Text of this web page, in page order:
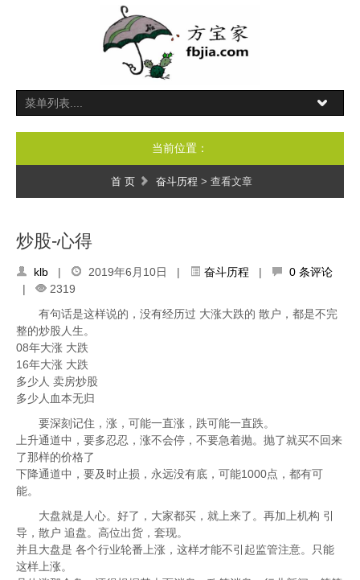
当前位置：
首 页 奋斗历程 > 查看文章
炒股-心得
klb | 2019年6月10日 | 奋斗历程 |
0 条评论
|
2319
有句话是这样说的，没有经历过 大涨大跌的 散户，都是不完
整的炒股人生。
08年大涨 大跌
16年大涨 大跌
多少人 卖房炒股
多少人血本无归
要深刻记住，涨，可能一直涨，跌可能一直跌。
上升通道中，要多忍忍，涨不会停，不要急着抛。抛了就买不回来
了那样的价格了
下降通道中，要及时止损，永远没有底，可能1000点，都有可
能。
大盘就是人心。好了，大家都买，就上来了。再加上机构 引
导，散户 追盘。高位出货，套现。
并且大盘是 各个行业轮番上涨，这样才能不引起监管注意。只能
这样上涨。